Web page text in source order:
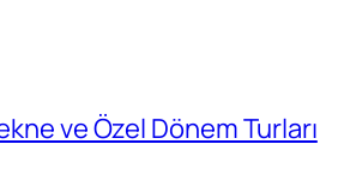
ve Özel Dönem Turları